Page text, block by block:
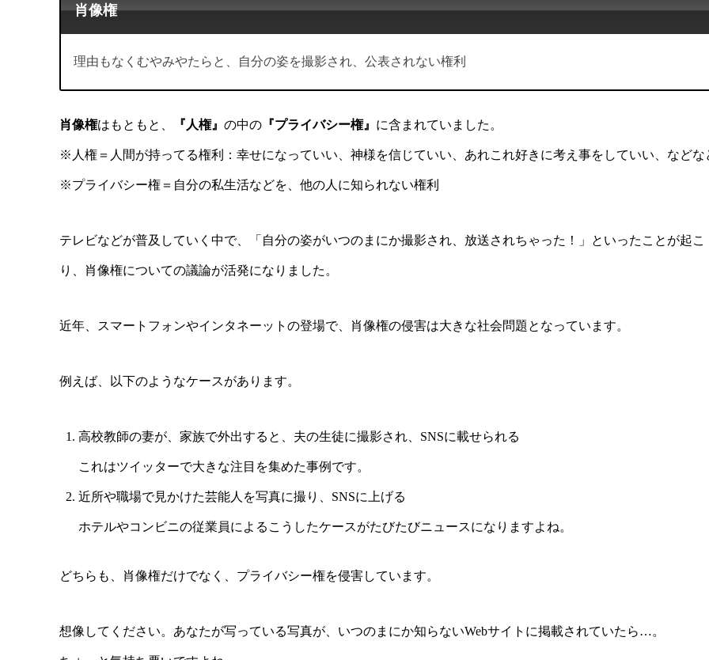
肖像権
理由もなくむやみやたらと、自分の姿を撮影され、公表されない権利
肖像権はもともと、 『人権』 の中の『プライバシー権』 に含まれていました。
※人権＝人間が持ってる権利：幸せになっていい、神様を信じていい、あれこれ好きに考え事をしていい、などな
※プライバシー権＝自分の私生活などを、他の人に知られない権利
テレビなどが普及していく中で、「自分の姿がいつのまにか撮影され、放送されちゃった！」といったことが起こ
り、肖像権についての議論が活発になりました。
近年、スマートフォンやインタネーットの登場で、肖像権の侵害は大きな社会問題となっています。
例えば、以下のようなケースがあります。
高校教師の妻が、家族で外出すると、夫の生徒に撮影され、SNSに載せられる
これはツイッターで大きな注目を集めた事例です。
近所や職場で見かけた芸能人を写真に撮り、SNSに上げる
ホテルやコンビニの従業員によるこうしたケースがたびたびニュースになりますよね。
どちらも、肖像権だけでなく、プライバシー権を侵害しています。
想像してください。あなたが写っている写真が、いつのまにか知らないWebサイトに掲載されていたら…。